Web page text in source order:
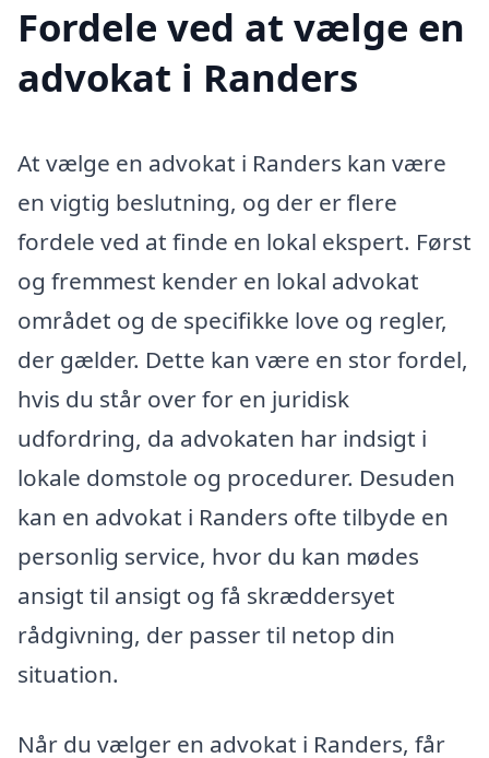
Fordele ved at vælge en
advokat i Randers
At vælge en advokat i Randers kan være
en vigtig beslutning, og der er flere
fordele ved at finde en lokal ekspert. Først
og fremmest kender en lokal advokat
området og de specifikke love og regler,
der gælder. Dette kan være en stor fordel,
hvis du står over for en juridisk
udfordring, da advokaten har indsigt i
lokale domstole og procedurer. Desuden
kan en advokat i Randers ofte tilbyde en
personlig service, hvor du kan mødes
ansigt til ansigt og få skræddersyet
rådgivning, der passer til netop din
situation.
Når du vælger en advokat i Randers, får